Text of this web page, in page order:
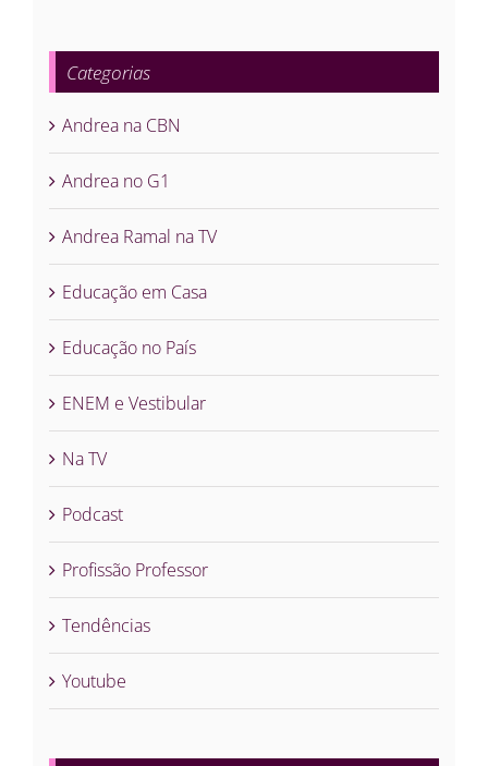
Categorias
Andrea na CBN
Andrea no G1
Andrea Ramal na TV
Educação em Casa
Educação no País
ENEM e Vestibular
Na TV
Podcast
Profissão Professor
Tendências
Youtube